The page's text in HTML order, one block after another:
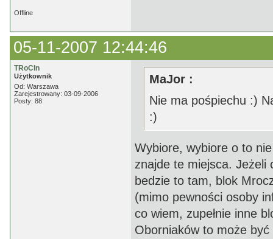
Offline
05-11-2007 12:44:46
TRoCIn
Użytkownik
Od: Warszawa
Zarejestrowany: 03-09-2006
Posty: 88
MaJor :
Nie ma pośpiechu :)
:)
Wybiore, wybiore o to
znajde te miejsca. Jeżeli
bedzie to tam, blok
(mimo pewności osoby
co wiem, zupełnie inne
Oborniaków to może być